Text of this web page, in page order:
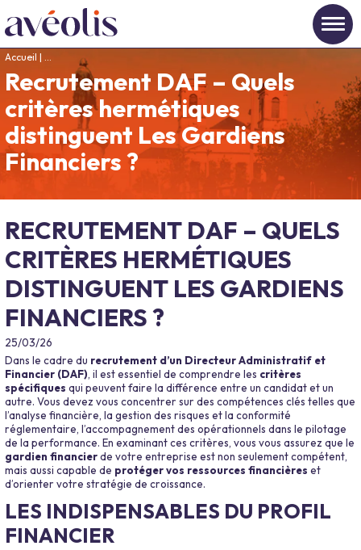
Accueil | Recrutement DAF – Quels critères hermétiques distinguent Les
Recrutement DAF – Quels
critères hermétiques
distinguent Les Gardiens
Financiers ?
RECRUTEMENT DAF – QUELS
CRITÈRES HERMÉTIQUES
DISTINGUENT LES GARDIENS
FINANCIERS ?
25/03/26
Dans le cadre du recrutement d’un Directeur Administratif et
Financier (DAF), il est essentiel de comprendre les critères
spécifiques qui peuvent faire la différence entre un candidat et un
autre. Vous devez vous concentrer sur des compétences clés telles que
l’analyse financière, la gestion des risques et la conformité
réglementaire, l’accompagnement des opérationnels dans le pilotage
de la performance. En examinant ces critères, vous vous assurez que le
gardien financierde votre entreprise est non seulement compétent,
mais aussi capable de protéger vos ressources financières et
d’orienter votre stratégie de croissance.
LES INDISPENSABLES DU PROFIL
FINANCIER